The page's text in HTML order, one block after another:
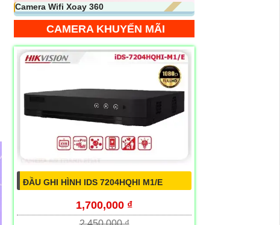
Camera Wifi Xoay 360
CAMERA KHUYẾN MÃI
ĐẦU GHI HÌNH IDS 7204HQHI M1/E
1,700,000 ₫